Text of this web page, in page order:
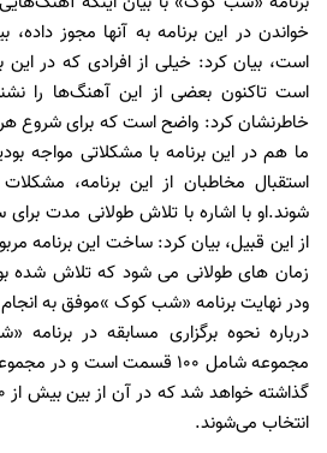
خواندن در این برنامه به آنها مجوز داده،
است، بیان کرد: خیلی از افرادی که در
است تاکنون بعضی از این آهنگ‌ها را
خاطرنشان کرد: واضح است که برای شروع
ما هم در این برنامه با مشکلاتی مواجه
استقبال مخاطبان از این برنامه،
شوند.او با اشاره با تلاش طولانی مدت
از این قبیل، بیان کرد: ساخت این برنامه
زمان های طولانی می شود که تلاش شده
ودر نهایت برنامه «شب کوک »موفق به
درباره‌ نحوه برگزاری مسابقه در
مجموعه شامل 100 قسمت است و در
گذاشته خواهد شد که در آن از بین بیش از
انتخاب می‌شوند.